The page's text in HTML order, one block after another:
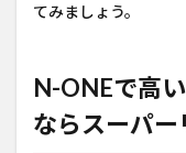
てみましょう。
N-ONEで高
ならスーパ